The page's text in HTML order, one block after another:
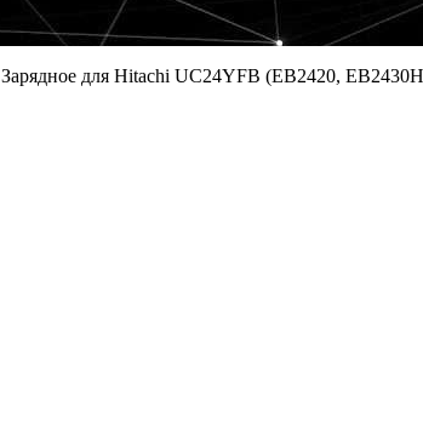
Зарядное для Hitachi UC24YFB (EB2420,